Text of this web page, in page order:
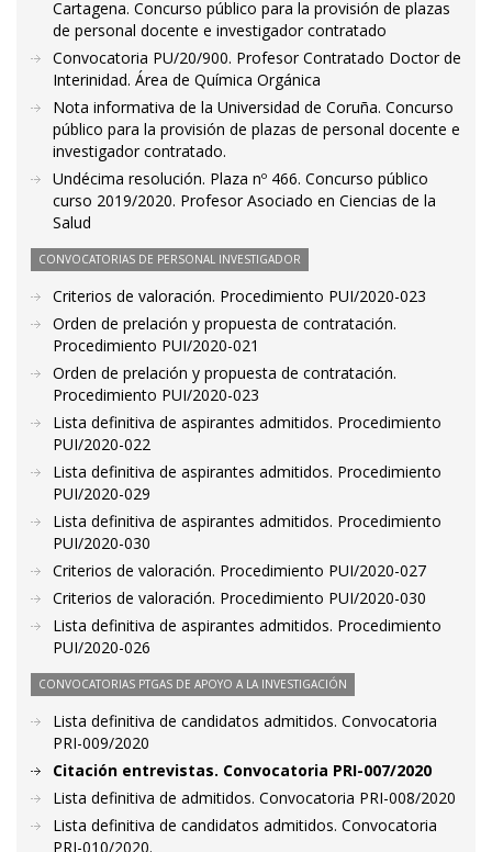
Cartagena. Concurso público para la provisión de plazas
de personal docente e investigador contratado
Convocatoria PU/20/900. Profesor Contratado Doctor de
Interinidad. Área de Química Orgánica
Nota informativa de la Universidad de Coruña. Concurso
público para la provisión de plazas de personal docente e
investigador contratado.
Undécima resolución. Plaza nº 466. Concurso público
curso 2019/2020. Profesor Asociado en Ciencias de la
Salud
CONVOCATORIAS DE PERSONAL INVESTIGADOR
Criterios de valoración. Procedimiento PUI/2020-023
Orden de prelación y propuesta de contratación.
Procedimiento PUI/2020-021
Orden de prelación y propuesta de contratación.
Procedimiento PUI/2020-023
Lista definitiva de aspirantes admitidos. Procedimiento
PUI/2020-022
Lista definitiva de aspirantes admitidos. Procedimiento
PUI/2020-029
Lista definitiva de aspirantes admitidos. Procedimiento
PUI/2020-030
Criterios de valoración. Procedimiento PUI/2020-027
Criterios de valoración. Procedimiento PUI/2020-030
Lista definitiva de aspirantes admitidos. Procedimiento
PUI/2020-026
CONVOCATORIAS PTGAS DE APOYO A LA INVESTIGACIÓN
Lista definitiva de candidatos admitidos. Convocatoria
PRI-009/2020
Citación entrevistas. Convocatoria PRI-007/2020
Lista definitiva de admitidos. Convocatoria PRI-008/2020
Lista definitiva de candidatos admitidos. Convocatoria
PRI-010/2020.